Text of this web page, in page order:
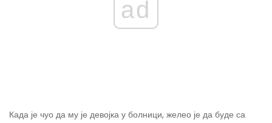
ad
Када је чуо да му је девојка у болници, желео је да буде са